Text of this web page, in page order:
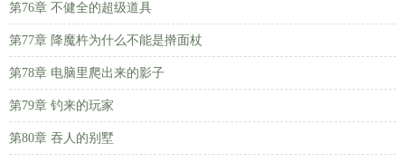
第76章 不健全的超级道具
第77章 降魔杵为什么不能是擀面杖
第78章 电脑里爬出来的影子
第79章 钓来的玩家
第80章 吞人的别墅